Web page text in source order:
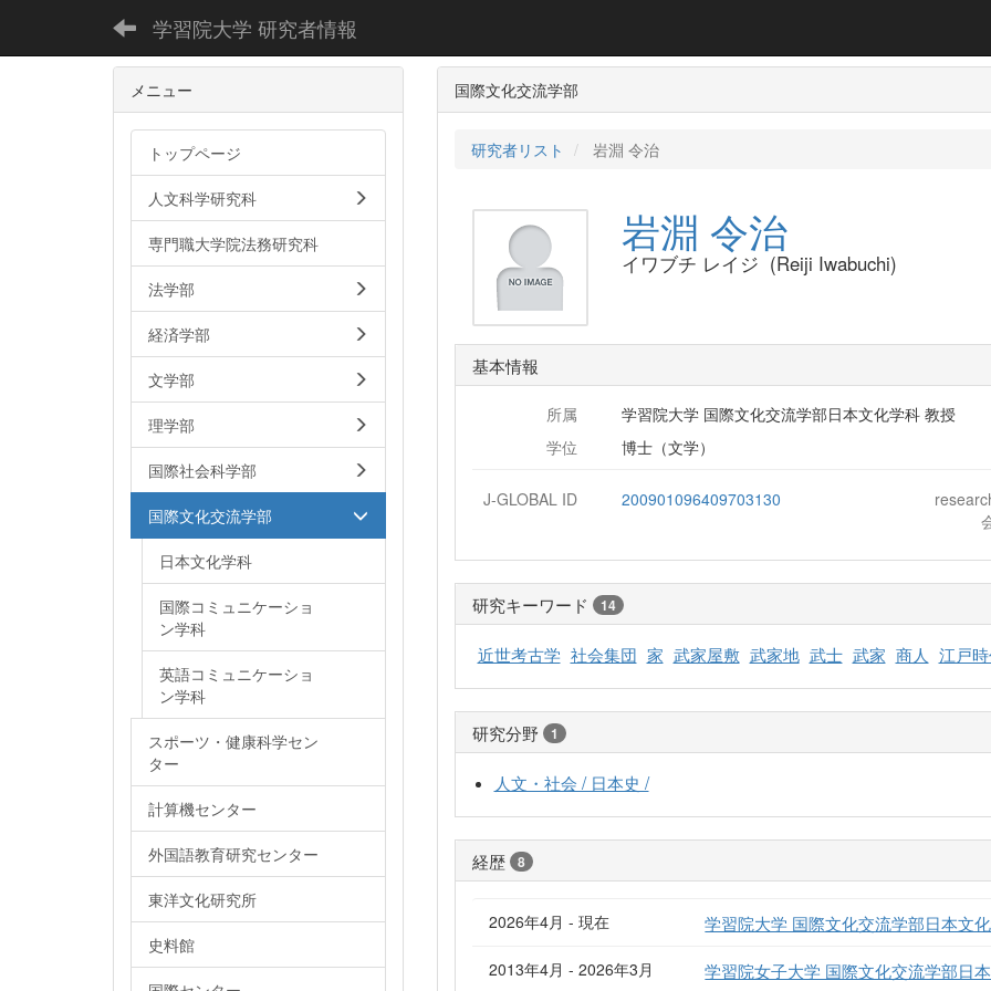
学習院大学 研究者情報
国際文化交流学部
研究者リスト 岩淵 令治
岩淵 令治
イワブチ レイジ (Reiji Iwabuchi)
基本情報
所属
学習院大学 国際文化交流学部日本文化学科 教授
学位
博士（文学）
J-GLOBAL ID 200901096409703130
研究キーワード 14
近世考古学 社会集団 家 武家屋敷 武家地 武士 武家 商人 江戸
研究分野 1
人文・社会 / 日本史 /
経歴 8
2026年4月 - 現在 学習院大学 国際文化交流学部日本文
2013年4月 - 2026年3月 学習院女子大学 国際文化交流学部日
メニュー
トップページ
人文科学研究科
専門職大学院法務研究科
法学部
経済学部
文学部
理学部
国際社会科学部
国際文化交流学部
日本文化学科
国際コミュニケーショ
ン学科
英語コミュニケーショ
ン学科
スポーツ・健康科学セン
ター
計算機センター
外国語教育研究センター
東洋文化研究所
史料館